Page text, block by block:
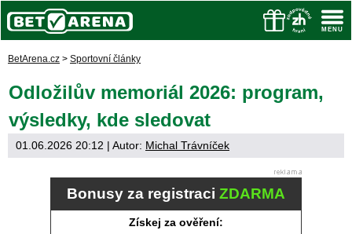
BetArena.cz > Sportovní články
Odložilův memoriál 2026: program,
výsledky, kde sledovat
01.06.2026 20:12 | Autor: Michal Trávníček
Bonusy za registraci ZDARMA
Získej za ověření: